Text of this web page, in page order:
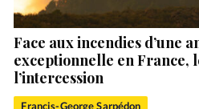
Face aux incendies d’une
exceptionnelle en France,
l’intercession
Francis-George Sarpédon